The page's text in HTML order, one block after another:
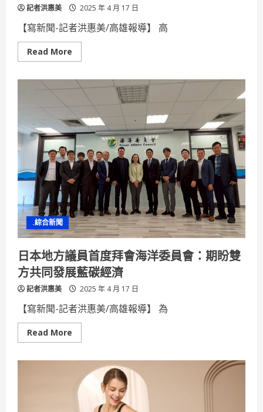
記者洪惠美 2025 年 4 月 17 日
【寫新聞-記者洪惠美/高雄報導】 高
Read More
more
資
業
師
輔
導
雙
管
齊
下
高
雄
青
農
經
營
農
業
與
時
俱
進
.綜合新聞
日本地方議員首度拜會海洋委員會：期盼雙
方共同發展藍碳經濟
記者洪惠美 2025 年 4 月 17 日
【寫新聞-記者洪惠美/高雄報導】 為
Read More
more
議
員
首